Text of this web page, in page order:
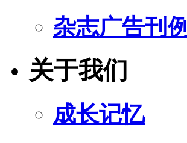
杂志广告刊例
关于我们
成长记忆